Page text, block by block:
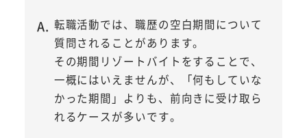
転職活動では、職歴の空白期間について
質問されることがあります。
その期間リゾートバイトをすることで、
一概にはいえませんが、「何もしていな
かった期間」よりも、前向きに受け取ら
れるケースが多いです。